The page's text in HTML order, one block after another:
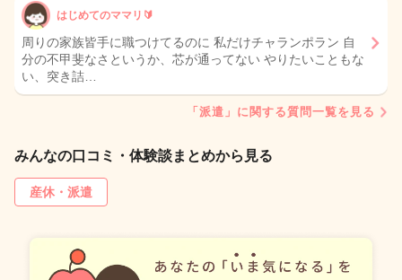
はじめてのママリ🔰
周りの家族皆手に職つけてるのに 私だけチャランポラン 自
分の不甲斐なさというか、芯が通ってない やりたいこともな
い、突き詰…
「派遣」に関する質問一覧を見る
みんなの口コミ・体験談まとめから見る
産休・派遣